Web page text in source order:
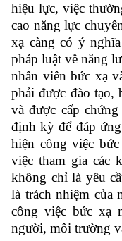
hiệu lực, việc
cao năng lực
xạ càng có ý
pháp luật về năng
nhân viên bức xạ
phải được đào tạo,
và được cấp
định kỳ để đáp
hiện công việc
việc tham gia các
không chỉ là yêu
là trách nhiệm của
công việc bức xạ
người, môi trường